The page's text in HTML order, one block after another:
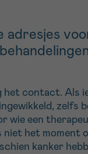
adresjes
het contact. Als
zelfs
wie een
niet het moment
kanker